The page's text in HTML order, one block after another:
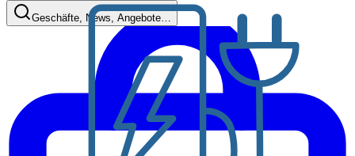
Geschäfte, News, Angebote…